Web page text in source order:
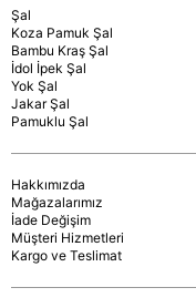
Şal
Koza Pamuk Şal
Bambu Kraş Şal
İdol İpek Şal
Yok Şal
Jakar Şal
Pamuklu Şal
Hakkımızda
Mağazalarımız
İade Değişim
Müşteri Hizmetleri
Kargo ve Teslimat